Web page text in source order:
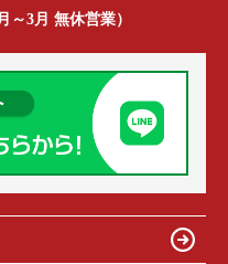
～3月 無休営業）